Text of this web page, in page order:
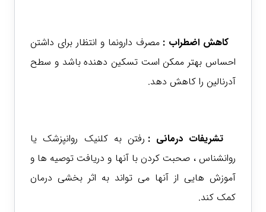
کاهشاضطراب : مصرف دارونما و انتظار برای داشتن
احساس بهتر ممکن است تسکین دهنده باشد و سطح
آدرنالین را کاهش دهد.
تشریفات درمانی : رفتن به کلنیک روانپزشک یا
روانشناس ، صحبت کردن با آنها و دریافت توصیه ها و
آموزش هایی از آنها می تواند به اثر بخشی درمان
کمک کند.